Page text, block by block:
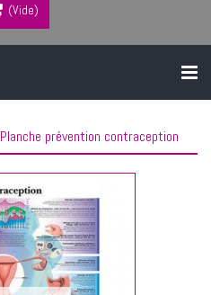
(vide)
Planche prévention contraception